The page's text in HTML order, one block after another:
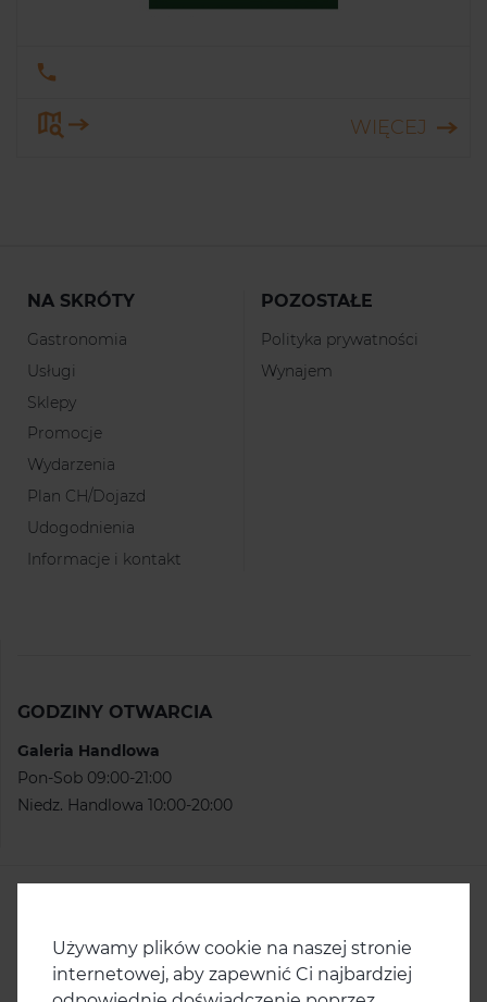
WIĘCEJ
NA SKRÓTY
Gastronomia
Usługi
Sklepy
Promocje
Wydarzenia
Plan CH/Dojazd
Udogodnienia
Informacje i kontakt
POZOSTAŁE
Polityka prywatności
Wynajem
GODZINY OTWARCIA
Galeria Handlowa
Pon-Sob 09:00-21:00
Niedz. Handlowa 10:00-20:00
KONTAKT
ul. Ku Słońcu 67
71-047 Szczecin
Używamy plików cookie na naszej stronie
internetowej, aby zapewnić Ci najbardziej